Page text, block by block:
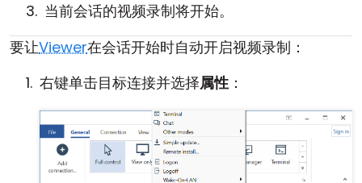
当前会话的视频录制将开始。
要让Viewer在会话开始时自动开启视频录制：
右键单击目标连接并选择属性：